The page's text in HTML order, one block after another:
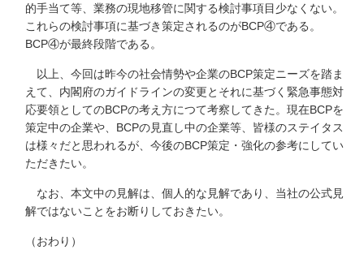
的手当て等、業務の現地移管に関する検討事項目少なくない。
これらの検討事項に基づき策定されるのがBCP④である。
BCP④が最終段階である。
以上、今回は昨今の社会情勢や企業のBCP策定ニーズを踏ま
えて、内閣府のガイドラインの変更とそれに基づく緊急事態対
応要領としてのBCPの考え方につて考察してきた。現在BCPを
策定中の企業や、BCPの見直し中の企業等、皆様のステイタス
は様々だと思われるが、今後のBCP策定・強化の参考にしてい
ただきたい。
なお、本文中の見解は、個人的な見解であり、当社の公式見
解ではないことをお断りしておきたい。
（おわり）